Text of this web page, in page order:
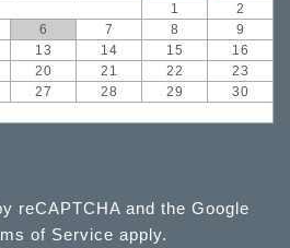
1
2
6 7 8
9
13 14 15
16
20 21 22
23
27 28 29
30
reCAPTCHA and the Google
of Service apply.